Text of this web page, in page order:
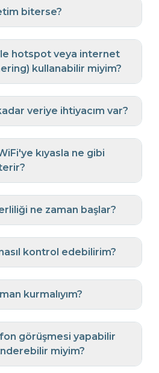
biterse?
hotspot veya internet
kullanabilir miyim?
veriye ihtiyacım var?
kıyasla ne gibi
ne zaman başlar?
kontrol edebilirim?
kurmalıyım?
görüşmesi yapabilir
miyim?